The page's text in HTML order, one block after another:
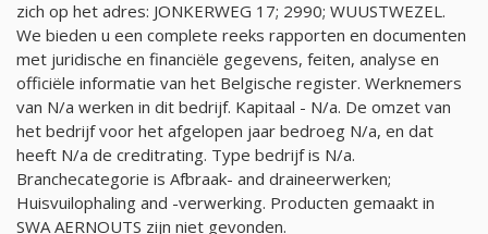
zich op het adres: JONKERWEG 17; 2990; WUUSTWEZEL.
We bieden u een complete reeks rapporten en documenten
met juridische en financiële gegevens, feiten, analyse en
officiële informatie van het Belgische register. Werknemers
van N/a werken in dit bedrijf. Kapitaal - N/a. De omzet van
het bedrijf voor het afgelopen jaar bedroeg N/a, en dat
heeft N/a de creditrating. Type bedrijf is N/a.
Branchecategorie is Afbraak- and draineerwerken;
Huisvuilophaling and -verwerking. Producten gemaakt in
SWA AERNOUTS zijn niet gevonden.